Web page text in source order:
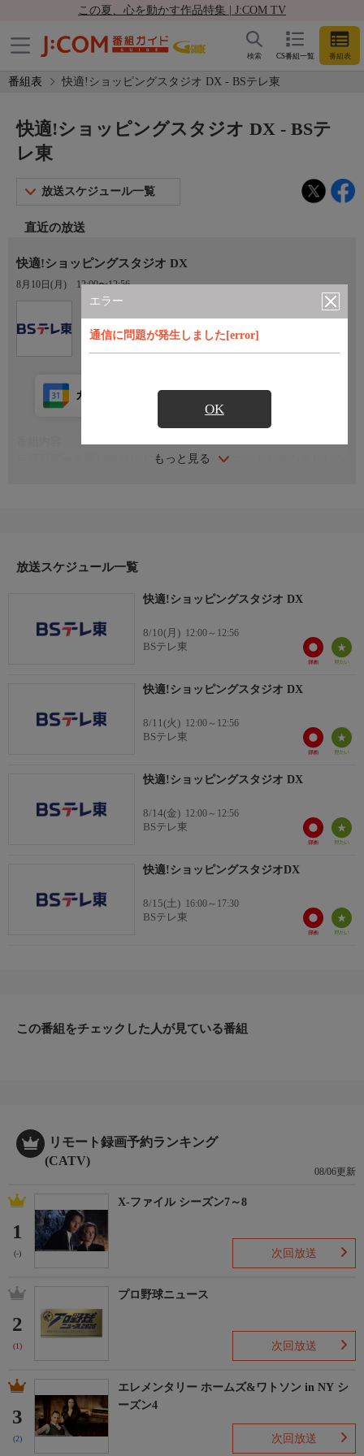
この夏、心を動かす作品特集 | J:COM TV
CS番組一覧 番組表
検索
番組表 快適!ショッピングスタジオ DX - BSテレ東
エラー
通信に問題が発生しました[error]
OK
快適!ショッピングスタジオ DX - BSテ
レ東
放送スケジュール一覧
直近の放送
快適!ショッピングスタジオ DX
8月10日(月) 12:00〜12:56
もっと見る
カレンダー登録 アプリ視聴
毎週月曜〜金曜12時台にお届けするジャパネットたかたテレビシ
放送スケジュール一覧
快適!ショッピングスタジオ DX
8/10(月) 12:00～12:56
BSテレ東
快適!ショッピングスタジオ DX
8/11(火) 12:00～12:56
BSテレ東
快適!ショッピングスタジオ DX
8/14(金) 12:00～12:56
BSテレ東
快適!ショッピングスタジオDX
8/15(土) 16:00～17:30
BSテレ東
この番組をチェックした人が見ている番組
リモート録画予約ランキング
(CATV)
08/06更新
1
(-)
X-ファイル シーズン7～8
次回放送
2
(1)
プロ野球ニュース
次回放送
3
(2)
エレメンタリー ホームズ&ワトソン in NY シ
ーズン4
次回放送